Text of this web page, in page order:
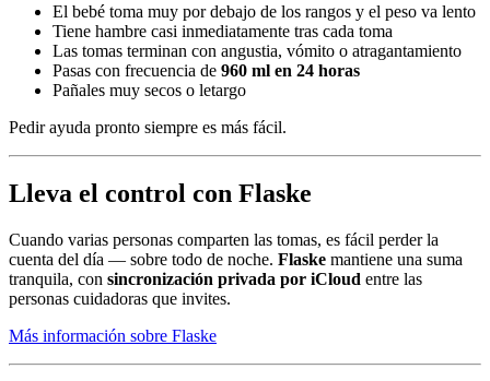
El bebé toma muy por debajo de los rangos y el peso va lento
Tiene hambre casi inmediatamente tras cada toma
Las tomas terminan con angustia, vómito o atragantamiento
Pasas con frecuencia de 960 ml en 24 horas
Pañales muy secos o letargo
Pedir ayuda pronto siempre es más fácil.
Lleva el control con Flaske
Cuando varias personas comparten las tomas, es fácil perder la
cuenta del día — sobre todo de noche. Flaske mantiene una suma
tranquila, con sincronización privada por iCloud entre las
personas cuidadoras que invites.
Más información sobre Flaske